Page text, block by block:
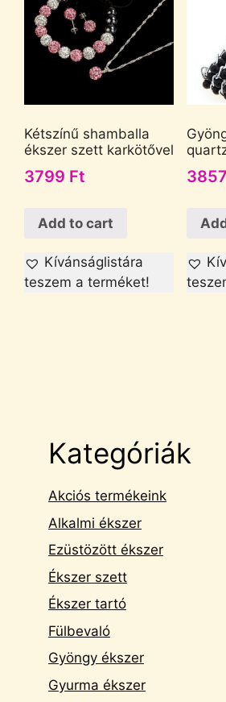
Kétszínű shamballa
ékszer szett karkötővel
3799 Ft
Add to cart
Kívánságlistára
teszem a terméket!
3857
Kategóriák
Akciós termékeink
Alkalmi ékszer
Ezüstözött ékszer
Ékszer szett
Ékszer tartó
Fülbevaló
Gyöngy ékszer
Gyurma ékszer